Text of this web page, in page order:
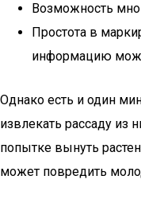
Возможность
Простота в
информацию
Однако есть и один
извлекать рассаду из
попытке вынуть
может повредить